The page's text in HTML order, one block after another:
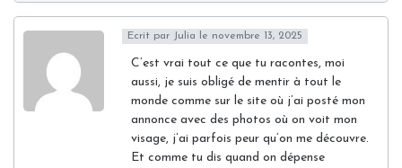
Ecrit par Julia le novembre 13, 2025
C’est vrai tout ce que tu racontes, moi
aussi, je suis obligé de mentir à tout le
monde comme sur le site où j’ai posté mon
annonce avec des photos où on voit mon
visage, j’ai parfois peur qu’on me découvre.
Et comme tu dis quand on dépense